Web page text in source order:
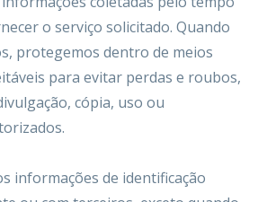
o serviço solicitado. Quando
protegemos dentro de meios
​​para evitar perdas e roubos,
cópia, uso ou
informações de identificação